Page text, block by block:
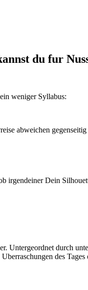
du fur
weniger Syllabus:
abweichen
irgendeiner Dein
Untergeordnet durch
des